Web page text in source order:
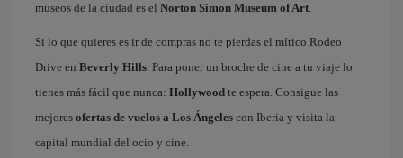
museos de la ciudad es el Norton Simon Museum of Art.
Si lo que quieres es ir de compras no te pierdas el mítico Rodeo
Drive en Beverly Hills. Para poner un broche de cine a tu viaje lo
tienes más fácil que nunca: Hollywood te espera. Consigue las
mejores ofertas de vuelos a Los Ángeles con Iberia y visita la
capital mundial del ocio y cine.